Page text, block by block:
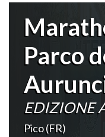
Parco
EDIZIONE
Pico (FR)